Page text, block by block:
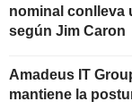
nominal conlleva
según Jim Caron
Amadeus IT
mantiene la